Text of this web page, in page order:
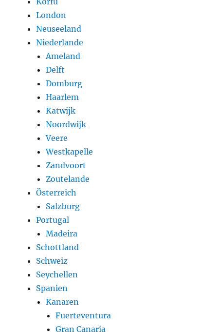
London
Neuseeland
Niederlande
Ameland
Delft
Domburg
Haarlem
Katwijk
Noordwijk
Veere
Westkapelle
Zandvoort
Zoutelande
Österreich
Salzburg
Portugal
Madeira
Schottland
Schweiz
Seychellen
Spanien
Kanaren
Fuerteventura
Gran Canaria